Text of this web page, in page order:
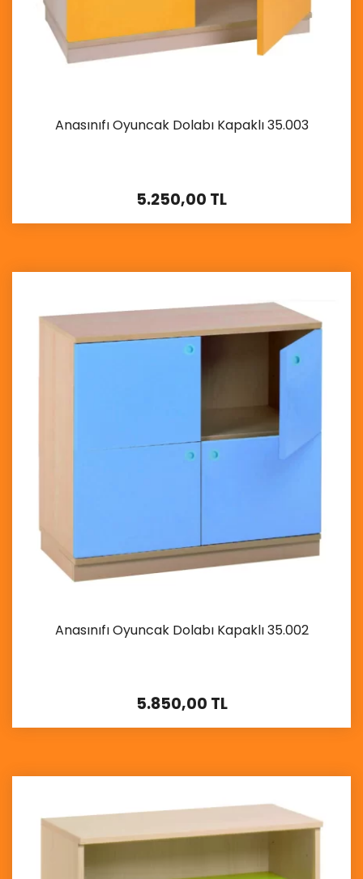
Anasınıfı Oyuncak Dolabı Kapaklı 35.003
5.250,00 TL
İncele
Anasınıfı Oyuncak Dolabı Kapaklı 35.002
5.850,00 TL
İncele